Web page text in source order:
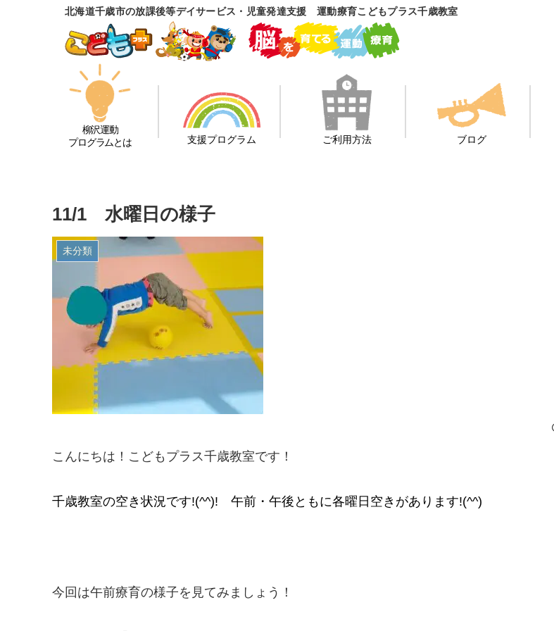
北海道千歳市の放課後等デイサービス・児童発達支援 運動療育こどもプラス千歳教室
柳沢運動
プログラムとは
支援プログラム ご利用方法 ブログ
11/1 水曜日の様子
未分類
こんにちは！こどもプラス千歳教室です！
千歳教室の空き状況です!(^^)! 午前・午後ともに各曜日空きがあります!(^^)
今回は午前療育の様子を見てみましょう！